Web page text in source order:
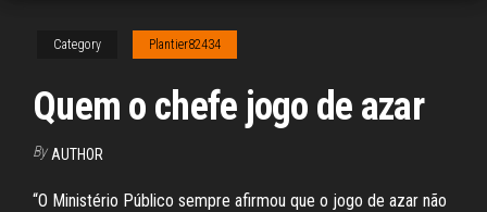
Category Plantier82434
Quem o chefe jogo de azar
By AUTHOR
“O Ministério Público sempre afirmou que o jogo de azar não